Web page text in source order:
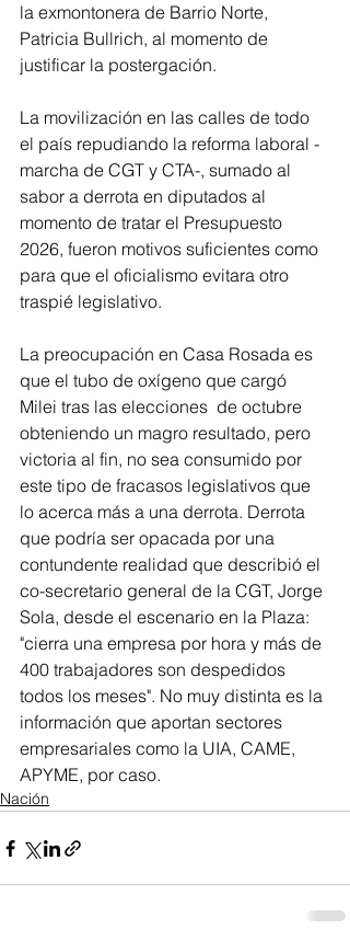
la exmontonera de Barrio Norte,
Patricia Bullrich, al momento de
justificar la postergación.
La movilización en las calles de todo
el país repudiando la reforma laboral -
marcha de CGT y CTA-, sumado al
sabor a derrota en diputados al
momento de tratar el Presupuesto
2026, fueron motivos suficientes como
para que el oficialismo evitara otro
traspié legislativo.
La preocupación en Casa Rosada es
que el tubo de oxígeno que cargó
Milei tras las elecciones  de octubre
obteniendo un magro resultado, pero
victoria al fin, no sea consumido por
este tipo de fracasos legislativos que
lo acerca más a una derrota. Derrota
que podría ser opacada por una
contundente realidad que describió el
co-secretario general de la CGT, Jorge
Sola, desde el escenario en la Plaza:
"cierra una empresa por hora y más de
400 trabajadores son despedidos
todos los meses". No muy distinta es la
información que aportan sectores
empresariales como la UIA, CAME,
APYME, por caso.
Nación